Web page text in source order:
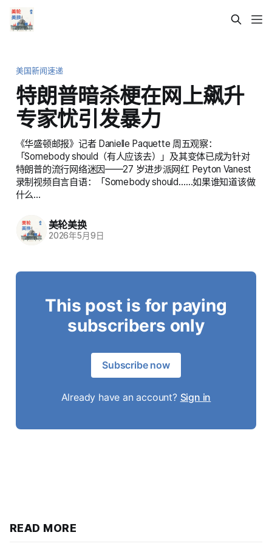
美国新闻速递
特朗普暗杀梗在网上飙升
专家忧引发暴力
《华盛顿邮报》记者 Danielle Paquette 周五观察：
「Somebody should（有人应该去）」及其变体已成为针对
特朗普的流行网络迷因——27 岁进步派网红 Peyton Vanest
录制视频自言自语：「Somebody should……如果谁知道该做
什么…
美轮美换
2026年5月9日
This post is for paying
subscribers only
Subscribe now
Already have an account? Sign in
READ MORE